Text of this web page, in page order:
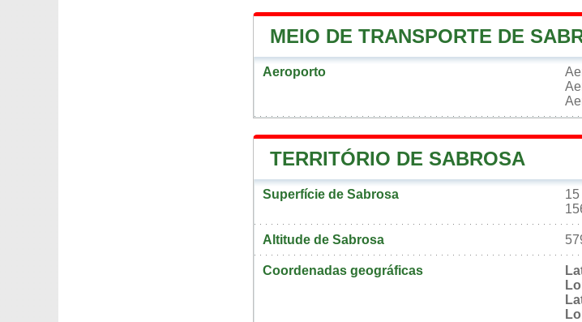
MEIO DE TRANSPORTE DE
Aeroporto
TERRITÓRIO DE SABROSA
Superfície de Sabrosa
Altitude de Sabrosa
Coordenadas geográficas